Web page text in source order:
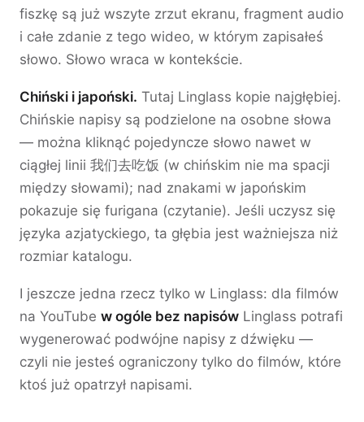
fiszkę są już wszyte zrzut ekranu, fragment audio
i całe zdanie z tego wideo, w którym zapisałeś
słowo. Słowo wraca w kontekście.
Chiński i japoński. Tutaj Linglass kopie najgłębiej.
Chińskie napisy są podzielone na osobne słowa
— można kliknąć pojedyncze słowo nawet w
ciągłej linii 我们去吃饭 (w chińskim nie ma spacji
między słowami); nad znakami w japońskim
pokazuje się furigana (czytanie). Jeśli uczysz się
języka azjatyckiego, ta głębia jest ważniejsza niż
rozmiar katalogu.
I jeszcze jedna rzecz tylko w Linglass: dla filmów
na YouTube w ogóle bez napisów Linglass potrafi
wygenerować podwójne napisy z dźwięku —
czyli nie jesteś ograniczony tylko do filmów, które
ktoś już opatrzył napisami.